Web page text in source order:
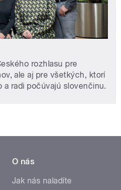
rozhlasu pre
ale aj pre všetkých, ktorí
a radi počúvajú slovenčinu.
O nás
Jak nás naladíte